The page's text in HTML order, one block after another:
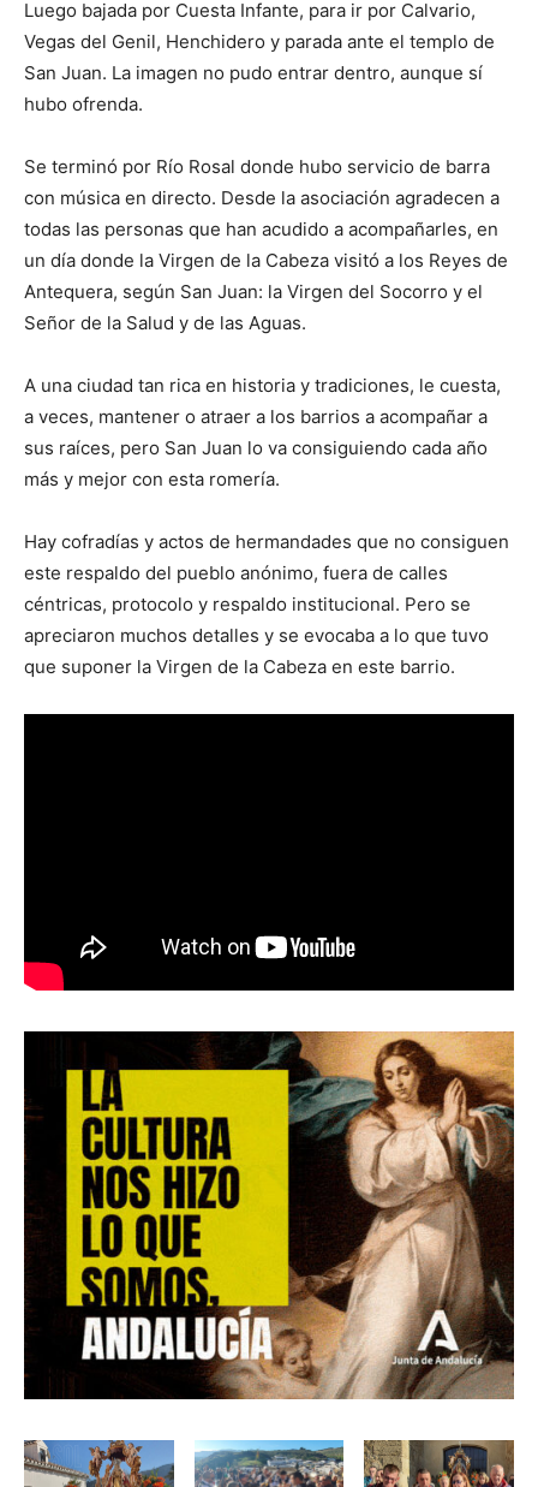
Luego bajada por Cuesta Infante, para ir por Calvario,
Vegas del Genil, Henchidero y parada ante el templo de
San Juan. La imagen no pudo entrar dentro, aunque sí
hubo ofrenda.
Se terminó por Río Rosal donde hubo servicio de barra
con música en directo. Desde la asociación agradecen a
todas las personas que han acudido a acompañarles, en
un día donde la Virgen de la Cabeza visitó a los Reyes de
Antequera, según San Juan: la Virgen del Socorro y el
Señor de la Salud y de las Aguas.
A una ciudad tan rica en historia y tradiciones, le cuesta,
a veces, mantener o atraer a los barrios a acompañar a
sus raíces, pero San Juan lo va consiguiendo cada año
más y mejor con esta romería.
Hay cofradías y actos de hermandades que no consiguen
este respaldo del pueblo anónimo, fuera de calles
céntricas, protocolo y respaldo institucional. Pero se
apreciaron muchos detalles y se evocaba a lo que tuvo
que suponer la Virgen de la Cabeza en este barrio.